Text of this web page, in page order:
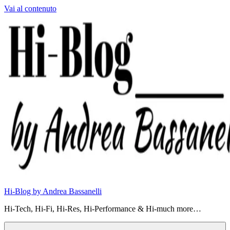
Vai al contenuto
Hi-Blog by Andrea Bassanelli
Hi-Tech, Hi-Fi, Hi-Res, Hi-Performance & Hi-much more…